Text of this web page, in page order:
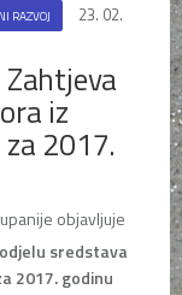
RAZVOJ
23. 02.
iz
2017.
objavljuje
sredstava
2017. godinu